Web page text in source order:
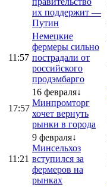
их поддержит —
Путин
11:57
Немецкие
фермеры сильно
пострадали от
российского
продэмбарго
17:57
16 февраля↓
Минпромторг
хочет вернуть
рынки в города
11:21
9 февраля↓
Минсельхоз
вступился за
фермеров на
рынках